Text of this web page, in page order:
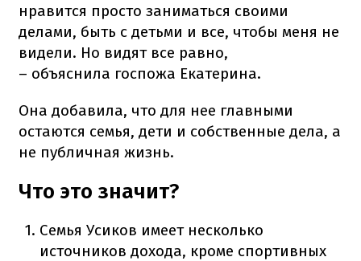
нравится просто заниматься своими
делами, быть с детьми и все, чтобы меня не
видели. Но видят все равно,
– объяснила госпожа Екатерина.
Она добавила, что для нее главными
остаются семья, дети и собственные дела, а
не публичная жизнь.
Что это значит?
Семья Усиков имеет несколько
источников дохода, кроме спортивных